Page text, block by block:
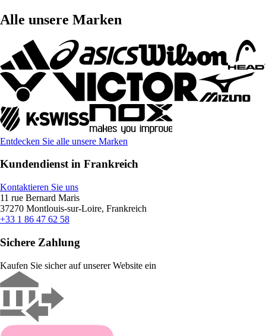
Alle unsere Marken
Entdecken Sie alle unsere Marken
Kundendienst in Frankreich
Kontaktieren Sie uns
11 rue Bernard Maris
37270 Montlouis-sur-Loire, Frankreich
+33 1 86 47 62 58
Sichere Zahlung
Kaufen Sie sicher auf unserer Website ein